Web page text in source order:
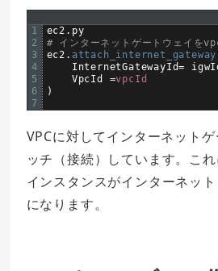
1
2
3
4
5
6
7
ec2 . py
# インターネットゲートウェイを
ec2 . attach_internet_gateway
InternetGatewayId=
VpcId
=vpcId
)
VPCに対してインターネット
ッチ（接続）しています。こ
インスタンスがインターネッ
になります。